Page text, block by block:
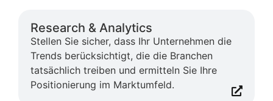
Research & Analytics
Stellen Sie sicher, dass Ihr Unternehmen die
Trends berücksichtigt, die die Branchen
tatsächlich treiben und ermitteln Sie Ihre
Positionierung im Marktumfeld.